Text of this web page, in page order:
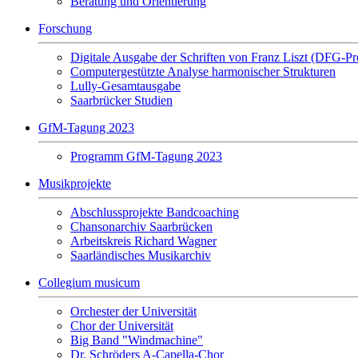
Forschung
Digitale Ausgabe der Schriften von Franz Liszt (DFG-
Computergestützte Analyse harmonischer Strukturen
Lully-Gesamtausgabe
Saarbrücker Studien
GfM-Tagung 2023
Programm GfM-Tagung 2023
Musikprojekte
Abschlussprojekte Bandcoaching
Chansonarchiv Saarbrücken
Arbeitskreis Richard Wagner
Saarländisches Musikarchiv
Collegium musicum
Orchester der Universität
Chor der Universität
Big Band "Windmachine"
Dr. Schröders A-Capella-Chor